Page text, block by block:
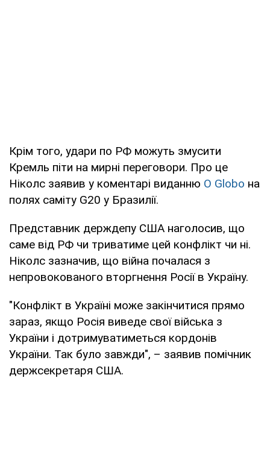
Крім того, удари по РФ можуть змусити
Кремль піти на мирні переговори. Про це
Ніколс заявив у коментарі виданню O Globo на
полях саміту G20 у Бразилії.
Представник держдепу США наголосив, що
саме від РФ чи триватиме цей конфлікт чи ні.
Ніколс зазначив, що війна почалася з
непровокованого вторгнення Росії в Україну.
"Конфлікт в Україні може закінчитися прямо
зараз, якщо Росія виведе свої війська з
України і дотримуватиметься кордонів
України. Так було завжди", – заявив помічник
держсекретаря США.